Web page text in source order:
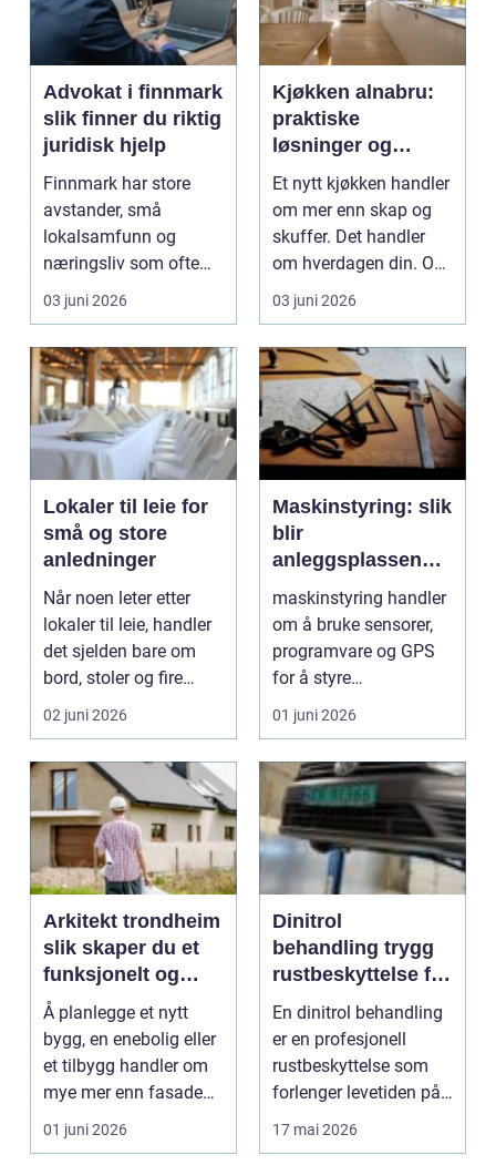
Advokat i finnmark
slik finner du riktig
juridisk hjelp
Finnmark har store
avstander, små
lokalsamfunn og
næringsliv som ofte
krysser både
kommune- og lande...
03 juni 2026
Kjøkken alnabru:
praktiske
løsninger og
smarte valg for
hele hjemmet
Et nytt kjøkken handler
om mer enn skap og
skuffer. Det handler
om hverdagen din. Om
hvordan du lage...
03 juni 2026
Lokaler til leie for
små og store
anledninger
Når noen leter etter
lokaler til leie, handler
det sjelden bare om
bord, stoler og fire
vegger. Mang...
02 juni 2026
Maskinstyring: slik
blir
anleggsplassen
mer presis og
lønnsom
maskinstyring handler
om å bruke sensorer,
programvare og GPS
for å styre
gravemaskiner, dozere
og a...
01 juni 2026
Arkitekt trondheim
slik skaper du et
funksjonelt og
vakkert bygg
Å planlegge et nytt
bygg, en enebolig eller
et tilbygg handler om
mye mer enn fasade
og fine tegning...
01 juni 2026
Dinitrol
behandling trygg
rustbeskyttelse for
bilen
En dinitrol behandling
er en profesjonell
rustbeskyttelse som
forlenger levetiden på
bilen. Behandli...
17 mai 2026